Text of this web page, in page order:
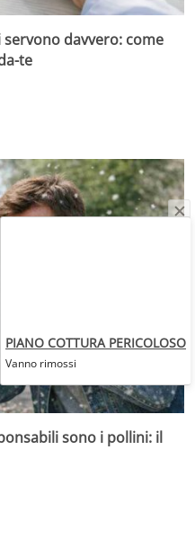
davvero: come
te
sono i pollini: il
PIANO COTTURA PERICOLOSO
Vanno rimossi